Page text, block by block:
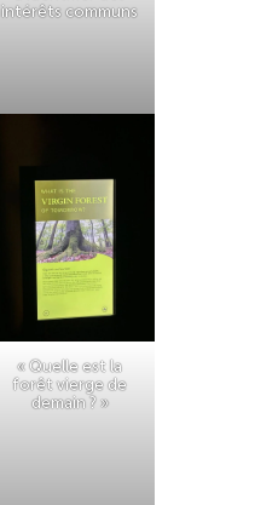
intérêts communs
« Quelle est la
forêt vierge de
demain ? »